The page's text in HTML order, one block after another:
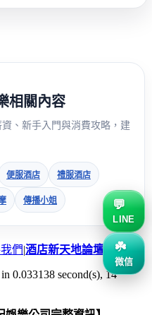
相關內容
、新手入門與消費攻略，建
便服酒店 禮服酒店
傳播小姐
們|酒店新天地論壇
in 0.033138 second(s), 14
LINE
微信